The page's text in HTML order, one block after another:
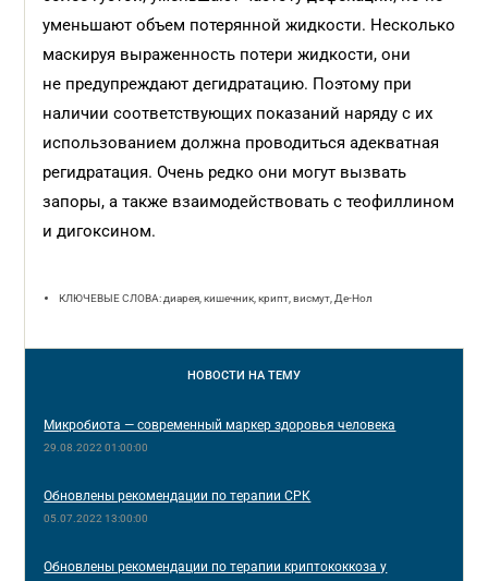
уменьшают объем потерянной жидкости. Несколько
маскируя выраженность потери жидкости, они
не предупреждают дегидратацию. Поэтому при
наличии соответствующих показаний наряду с их
использованием должна проводиться адекватная
регидратация. Очень редко они могут вызвать
запоры, а также взаимодействовать с теофиллином
и дигоксином.
КЛЮЧЕВЫЕ СЛОВА: диарея, кишечник, крипт, висмут, Де-Нол
НОВОСТИ НА ТЕМУ
Микробиота — современный маркер здоровья человека
29.08.2022 01:00:00
Обновлены рекомендации по терапии СРК
05.07.2022 13:00:00
Обновлены рекомендации по терапии криптококкоза у